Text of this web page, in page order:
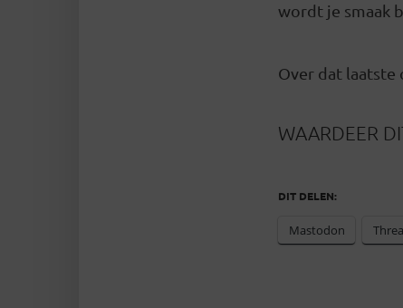
wordt je smaak
Over dat laatste
WAARDEER
DIT DELEN:
Mastodon